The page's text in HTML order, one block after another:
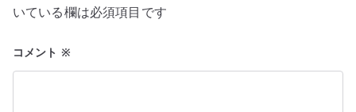
ン
いている欄は必須項目です
コメント ※